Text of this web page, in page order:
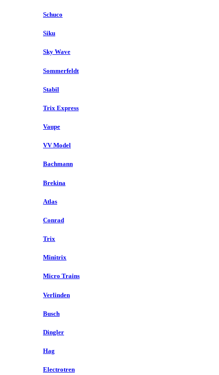
Schuco
Siku
Sky Wave
Sommerfeldt
Stabil
Trix Express
Vaupe
VV Model
Bachmann
Brekina
Atlas
Conrad
Trix
Minitrix
Micro Trains
Verlinden
Busch
Dingler
Hag
Electrotren